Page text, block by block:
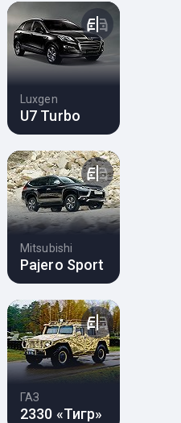
Luxgen
U7 Turbo
Mitsubishi
Pajero Sport
ГАЗ
2330 «Тигр»